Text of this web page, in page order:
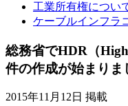
工業所有権につい
ケーブルインフラ
総務省でHDR（
件の作成が始まりま
2015年11月12日 掲載